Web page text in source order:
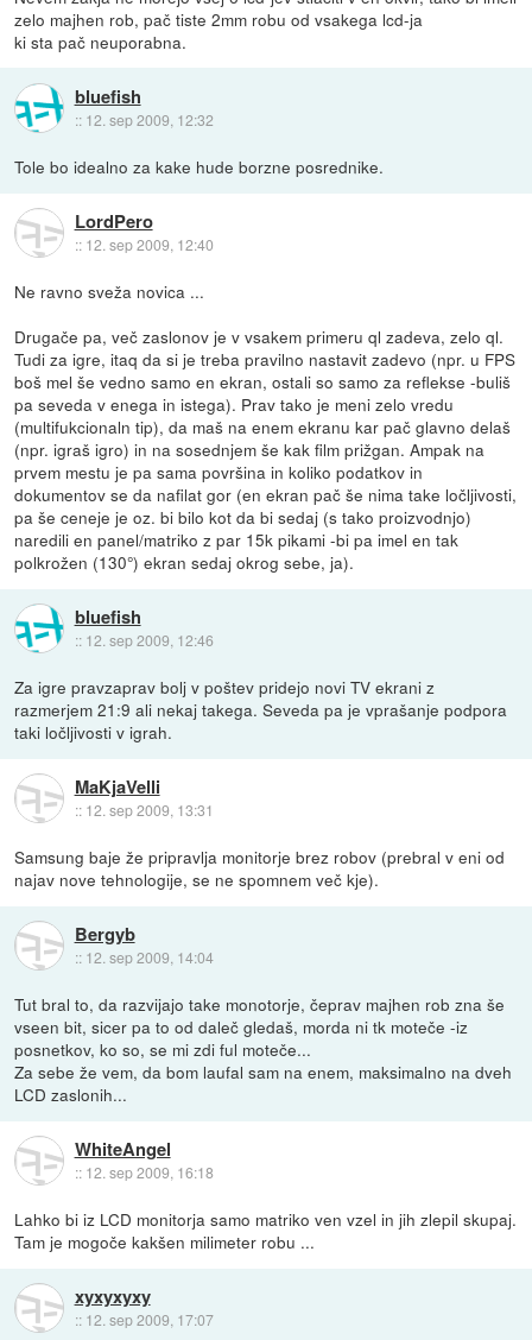
zelo majhen rob, pač tiste 2mm robu od vsakega lcd-ja
ki sta pač neuporabna.
bluefish
:: 12. sep 2009, 12:32
Tole bo idealno za kake hude borzne posrednike.
LordPero
:: 12. sep 2009, 12:40
Ne ravno sveža novica ...
Drugače pa, več zaslonov je v vsakem primeru ql zadeva, zelo ql.
Tudi za igre, itaq da si je treba pravilno nastavit zadevo (npr. u FPS
boš mel še vedno samo en ekran, ostali so samo za reflekse -buliš
pa seveda v enega in istega). Prav tako je meni zelo vredu
(multifukcionaln tip), da maš na enem ekranu kar pač glavno delaš
(npr. igraš igro) in na sosednjem še kak film prižgan. Ampak na
prvem mestu je pa sama površina in koliko podatkov in
dokumentov se da nafilat gor (en ekran pač še nima take ločljivosti,
pa še ceneje je oz. bi bilo kot da bi sedaj (s tako proizvodnjo)
naredili en panel/matriko z par 15k pikami -bi pa imel en tak
polkrožen (130°) ekran sedaj okrog sebe, ja).
bluefish
:: 12. sep 2009, 12:46
Za igre pravzaprav bolj v poštev pridejo novi TV ekrani z
razmerjem 21:9 ali nekaj takega. Seveda pa je vprašanje podpora
taki ločljivosti v igrah.
MaKjaVelli
:: 12. sep 2009, 13:31
Samsung baje že pripravlja monitorje brez robov (prebral v eni od
najav nove tehnologije, se ne spomnem več kje).
Bergyb
:: 12. sep 2009, 14:04
Tut bral to, da razvijajo take monotorje, čeprav majhen rob zna še
vseen bit, sicer pa to od daleč gledaš, morda ni tk moteče -iz
posnetkov, ko so, se mi zdi ful moteče...
Za sebe že vem, da bom laufal sam na enem, maksimalno na dveh
LCD zaslonih...
WhiteAngel
:: 12. sep 2009, 16:18
Lahko bi iz LCD monitorja samo matriko ven vzel in jih zlepil skupaj.
Tam je mogoče kakšen milimeter robu ...
xyxyxyxy
:: 12. sep 2009, 17:07